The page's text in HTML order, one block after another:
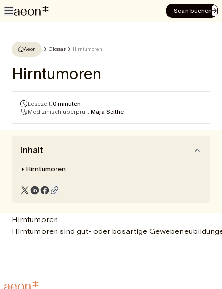
Scan buchen
Aeon Glossar Hirntumoren
Hirntumoren
Lesezeit:0 minuten
Medizinisch überprüft:Maja Seithe
Inhalt
Hirntumoren
Hirntumoren
Hirntumoren sind gut- oder bösartige